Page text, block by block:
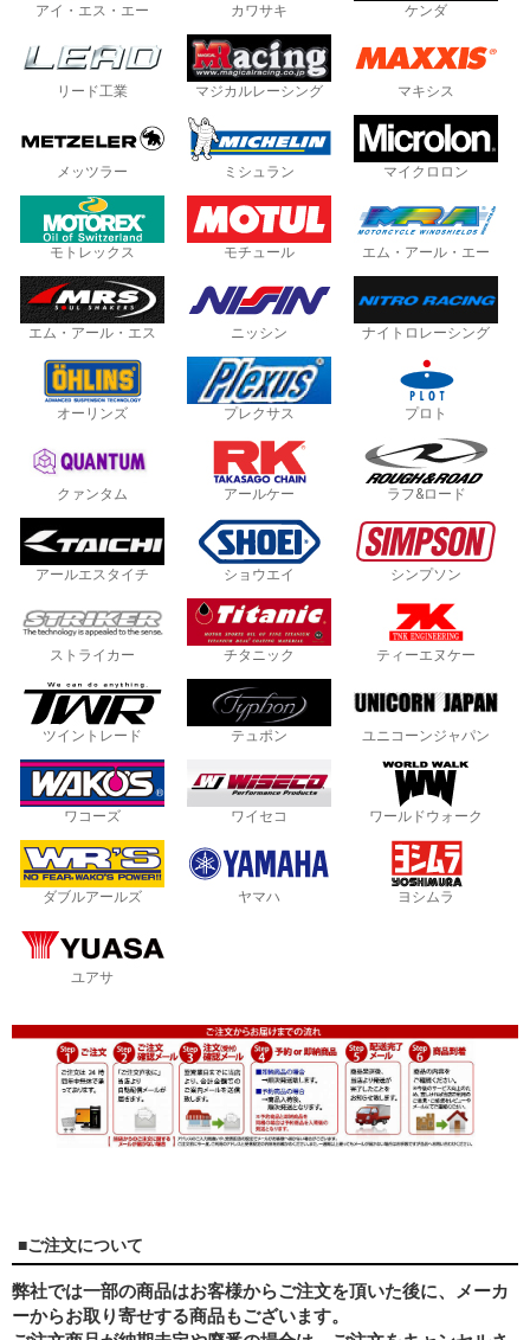
アイ・エス・エー カワサキ ケンダ
リード工業 マジカルレーシング マキシス
メッツラー ミシュラン マイクロロン
モトレックス モチュール エム・アール・エー
エム・アール・エス ニッシン ナイトロレーシング
オーリンズ プレクサス プロト
クァンタム アールケー ラフ&ロード
アールエスタイチ ショウエイ シンプソン
ストライカー チタニック ティーエヌケー
ツイントレード テュポン ユニコーンジャパン
ワコーズ ワイセコ ワールドウォーク
ダブルアールズ ヤマハ ヨシムラ
ユアサ
■ご注文について
弊社では一部の商品はお客様からご注文を頂いた後に、メーカ
ーからお取り寄せする商品もございます。